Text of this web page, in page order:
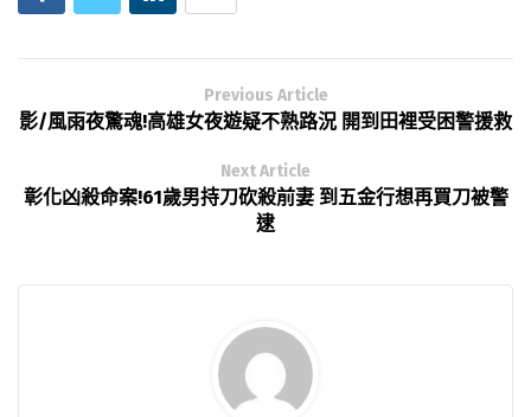
Previous Article
影/風雨夜驚魂!高雄女夜遊疑不熟路況 開到田裡受困警援救
Next Article
彰化凶殺命案!61歲男持刀砍殺前妻 到五金行想再買刀被警
逮